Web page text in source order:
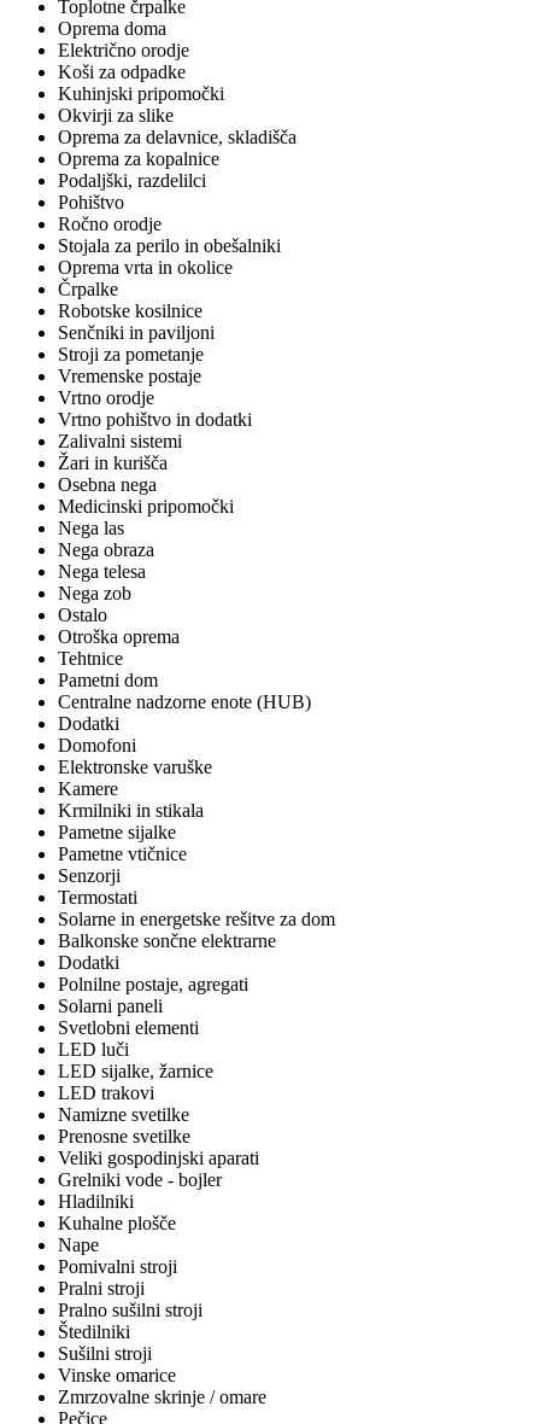
Toplotne črpalke
Oprema doma
Električno orodje
Koši za odpadke
Kuhinjski pripomočki
Okvirji za slike
Oprema za delavnice, skladišča
Oprema za kopalnice
Podaljški, razdelilci
Pohištvo
Ročno orodje
Stojala za perilo in obešalniki
Oprema vrta in okolice
Črpalke
Robotske kosilnice
Senčniki in paviljoni
Stroji za pometanje
Vremenske postaje
Vrtno orodje
Vrtno pohištvo in dodatki
Zalivalni sistemi
Žari in kurišča
Osebna nega
Medicinski pripomočki
Nega las
Nega obraza
Nega telesa
Nega zob
Ostalo
Otroška oprema
Tehtnice
Pametni dom
Centralne nadzorne enote (HUB)
Dodatki
Domofoni
Elektronske varuške
Kamere
Krmilniki in stikala
Pametne sijalke
Pametne vtičnice
Senzorji
Termostati
Solarne in energetske rešitve za dom
Balkonske sončne elektrarne
Dodatki
Polnilne postaje, agregati
Solarni paneli
Svetlobni elementi
LED luči
LED sijalke, žarnice
LED trakovi
Namizne svetilke
Prenosne svetilke
Veliki gospodinjski aparati
Grelniki vode - bojler
Hladilniki
Kuhalne plošče
Nape
Pomivalni stroji
Pralni stroji
Pralno sušilni stroji
Štedilniki
Sušilni stroji
Vinske omarice
Zmrzovalne skrinje / omare
Pečice